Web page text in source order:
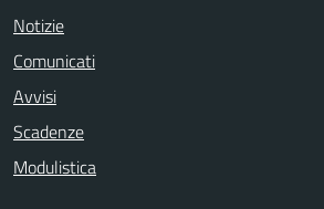
Notizie
Comunicati
Avvisi
Scadenze
Modulistica